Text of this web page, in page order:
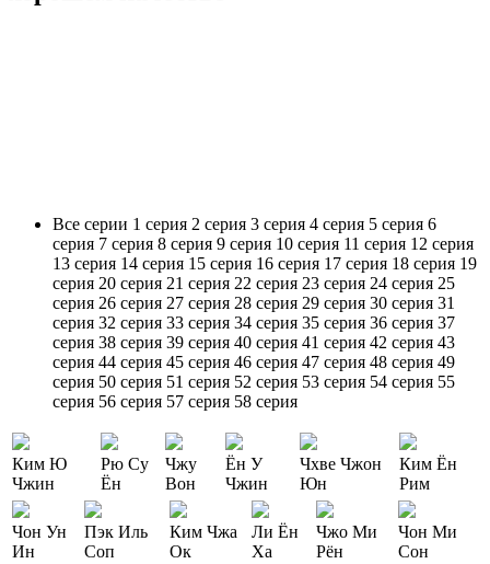
Все серии 1 серия 2 серия 3 серия 4 серия 5 серия 6
серия 7 серия 8 серия 9 серия 10 серия 11 серия 12 серия
13 серия 14 серия 15 серия 16 серия 17 серия 18 серия 19
серия 20 серия 21 серия 22 серия 23 серия 24 серия 25
серия 26 серия 27 серия 28 серия 29 серия 30 серия 31
серия 32 серия 33 серия 34 серия 35 серия 36 серия 37
серия 38 серия 39 серия 40 серия 41 серия 42 серия 43
серия 44 серия 45 серия 46 серия 47 серия 48 серия 49
серия 50 серия 51 серия 52 серия 53 серия 54 серия 55
серия 56 серия 57 серия 58 серия
Ким Ю
Чжин
Рю Су
Ён
Чжу
Вон
Ён У
Чжин
Чхве Чжон
Юн
Ким Ён
Рим
Чон Ун
Ин
Пэк Иль
Соп
Ким Чжа
Ок
Ли Ён
Ха
Чжо Ми
Рён
Чон Ми
Сон